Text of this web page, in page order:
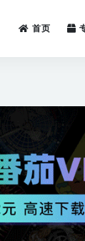
首页